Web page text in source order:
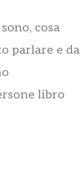
cosa
parlare e da
libro